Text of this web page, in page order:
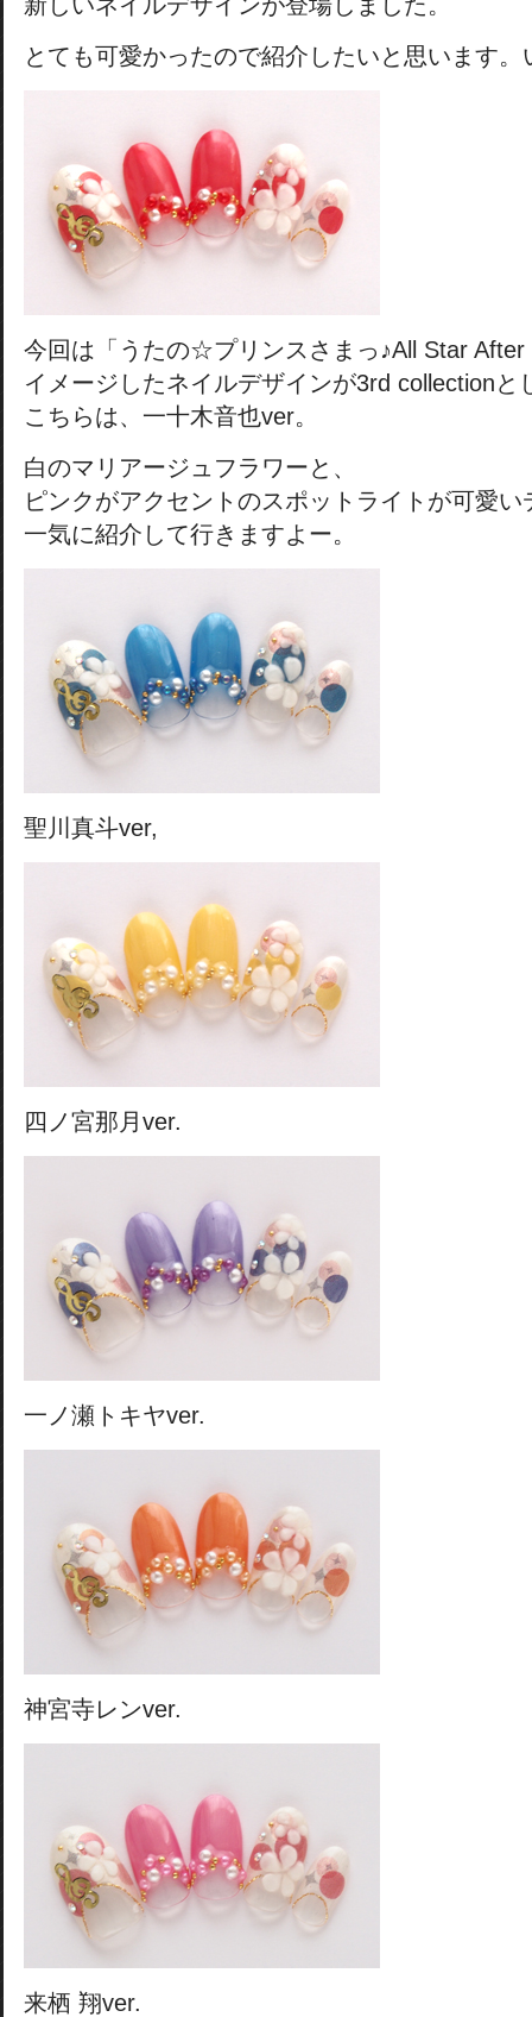
とても可愛かったので紹介したいと思います。
今回は「うたの☆プリンスさまっ♪All Star After
イメージしたネイルデザインが3rd collectionと
こちらは、一十木音也ver。
白のマリアージュフラワーと、
ピンクがアクセントのスポットライトが可愛い
一気に紹介して行きますよー。
聖川真斗ver,
四ノ宮那月ver.
一ノ瀬トキヤver.
神宮寺レンver.
来栖 翔ver.